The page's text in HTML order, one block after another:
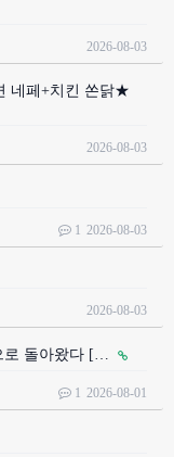
2026-08-03
네페+치킨 쏜닭★
2026-08-03
1 2026-08-03
2026-08-03
로 돌아왔다 […
1 2026-08-01